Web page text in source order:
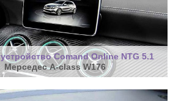
Comand Online NTG 5.1
Мерседес A-class W176